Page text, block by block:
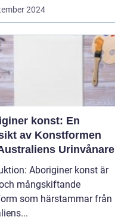
2024
konst: En
av Konstformen
Urinvånare
Aboriginer konst är
mångskiftande
som härstammar från